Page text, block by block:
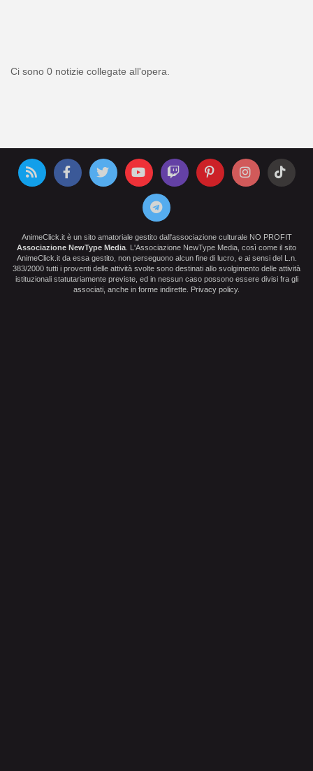
Ci sono 0 notizie collegate all'opera.
AnimeClick.it è un sito amatoriale gestito dall'associazione culturale NO PROFIT
Associazione NewType Media . L'Associazione NewType Media, così come il sito
AnimeClick.it da essa gestito, non perseguono alcun fine di lucro, e ai sensi del L.n.
383/2000 tutti i proventi delle attività svolte sono destinati allo svolgimento delle attività
istituzionali statutariamente previste, ed in nessun caso possono essere divisi fra gli
associati, anche in forme indirette. Privacy policy.